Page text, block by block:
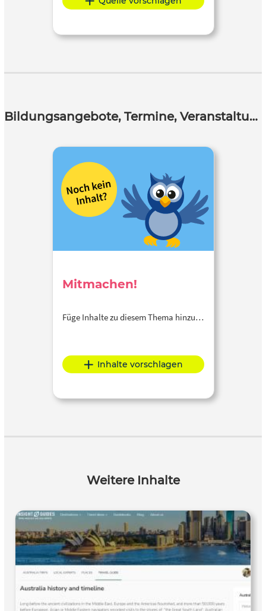
Bildungsangebote, Termine, Veranstaltungen
Mitmachen!
Füge Inhalte zu diesem Thema hinzu…
Inhalte vorschlagen
Weitere Inhalte